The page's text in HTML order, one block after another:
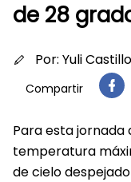
de 28
Por: Yuli Castillo
Compartir
Para esta jornada
temperatura
de cielo